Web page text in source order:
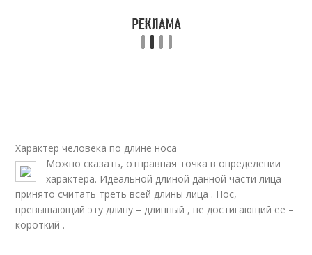
Римский нос Нос с прямым
Характер человека по длине носа
Можно сказать, отправная точка в определении
характера. Идеальной длиной данной части лица
принято считать треть всей длины лица . Нос,
превышающий эту длину – длинный , не достигающий ее –
короткий .